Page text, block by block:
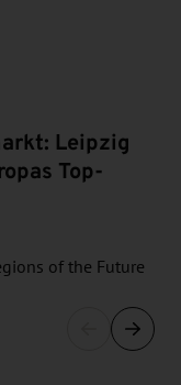
Leipzig
Top-
of the Future